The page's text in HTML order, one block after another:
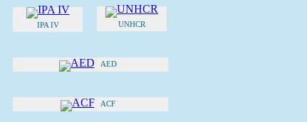
IPA IV UNHCR
AED
ACF